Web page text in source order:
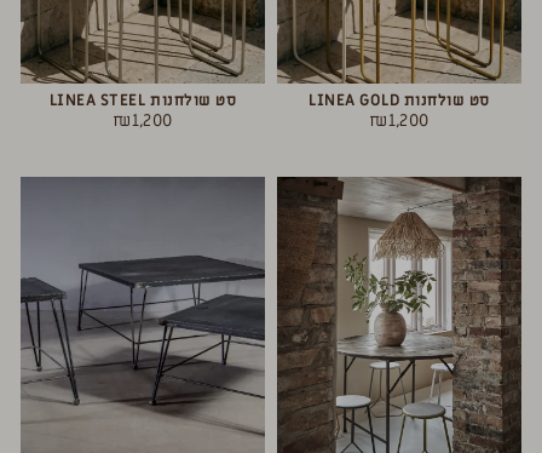
סט שולחנות LINEA GOLD
₪1,200
סט שולחנות LINEA STEEL
₪1,200